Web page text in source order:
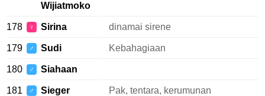
Wijiatmoko
178 ♀ Sirina dinamai sirene
179 ♂ Sudi Kebahagiaan
180 ♂ Siahaan
181 ♂ Sieger Pak, tentara, kerumunan